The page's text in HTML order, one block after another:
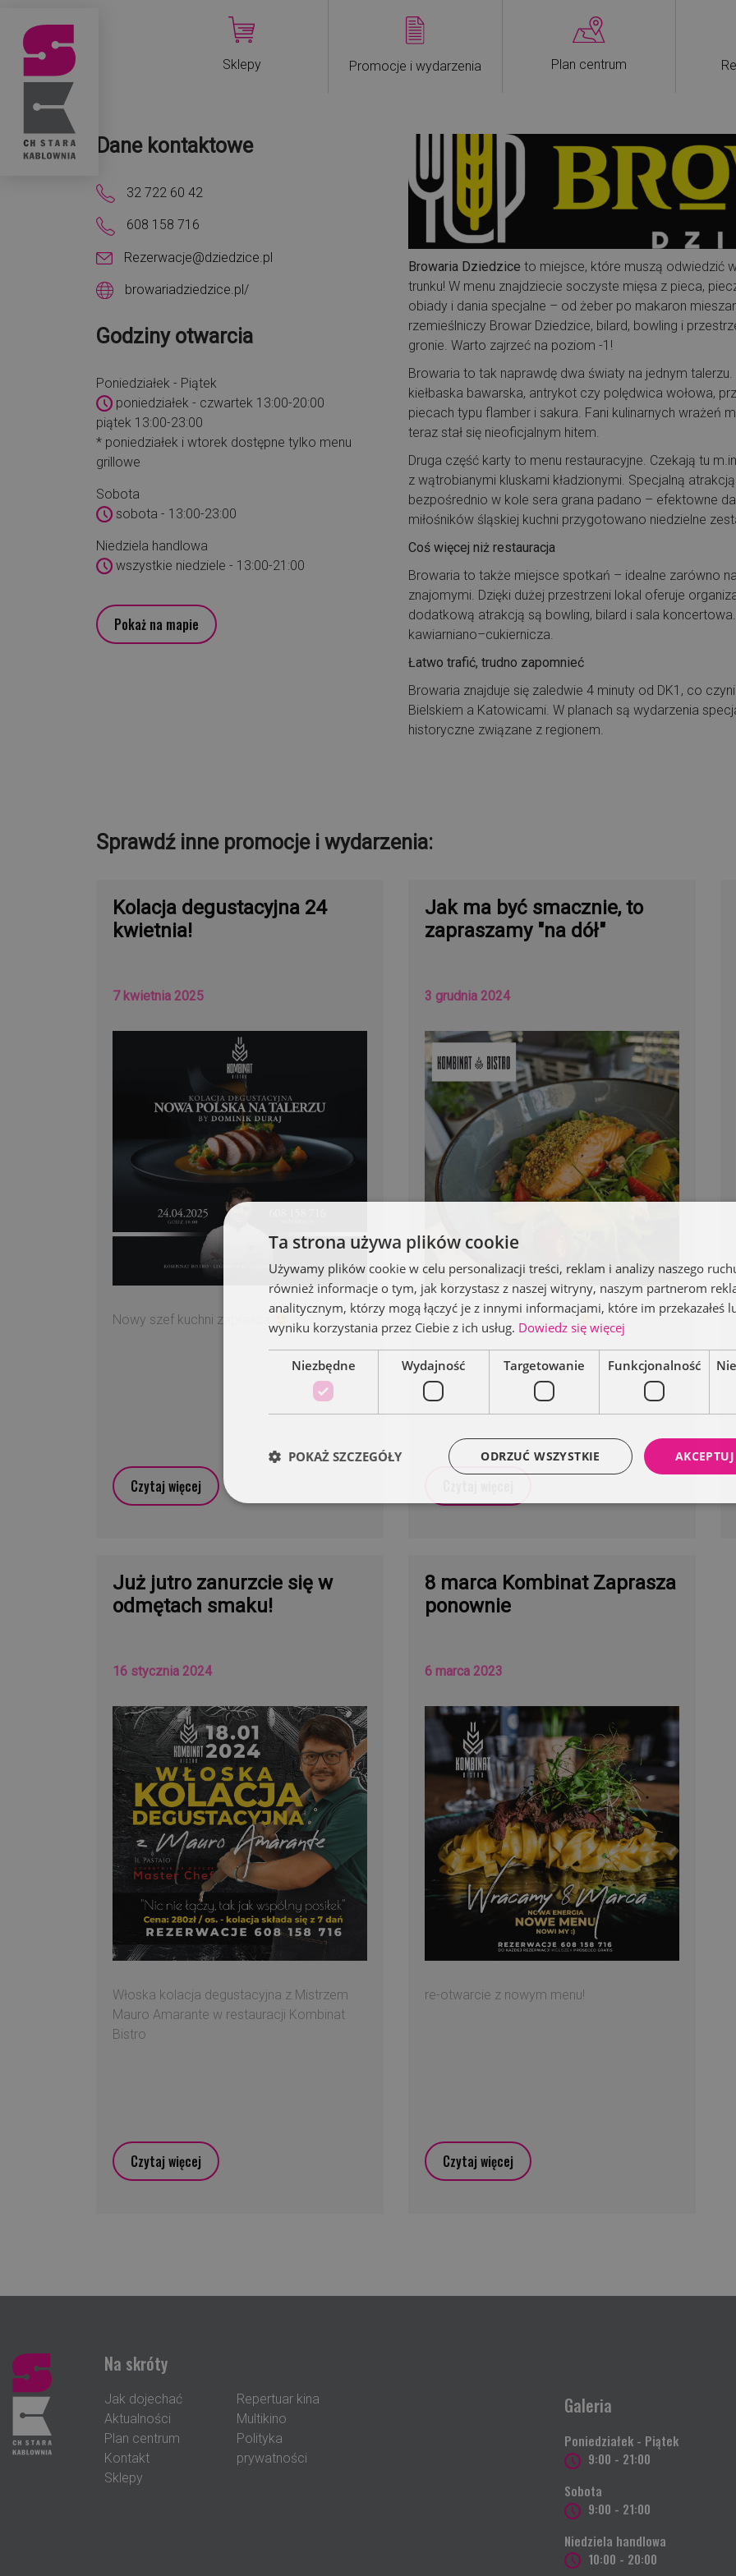
Sklepy Promocje i wydarzenia Plan centrum
Dane kontaktowe
32 722 60 42
608 158 716
Rezerwacje@dziedzice.pl
browariadziedzice.pl/
Godziny otwarcia
Poniedziałek - Piątek
poniedziałek - czwartek 13:00-20:00
piątek 13:00-23:00
* poniedziałek i wtorek dostępne tylko menu
grillowe
Sobota
sobota - 13:00-23:00
Niedziela handlowa
wszystkie niedziele - 13:00-21:00
Pokaż na mapie
Browaria Dziedzice to miejsce, które muszą odwiedzić
trunku! W menu znajdziecie soczyste mięsa z pieca,
obiady i dania specjalne – od żeber po makaron
rzemieślniczy Browar Dziedzice, bilard, bowling i
gronie. Warto zajrzeć na poziom -1!
Browaria to tak naprawdę dwa światy na jednym
kiełbaska bawarska, antrykot czy polędwica wołowa,
piecach typu flamber i sakura. Fani kulinarnych wrażeń
teraz stał się nieoficjalnym hitem.
Druga część karty to menu restauracyjne. Czekają tu
z wątrobianymi kluskami kładzionymi. Specjalną
bezpośrednio w kole sera grana padano – efektowne
miłośników śląskiej kuchni przygotowano niedzielne
Coś więcej niż restauracja
Browaria to także miejsce spotkań – idealne zarówno
znajomymi. Dzięki dużej przestrzeni lokal oferuje
dodatkową atrakcją są bowling, bilard i sala
kawiarniano–cukiernicza.
Łatwo trafić, trudno zapomnieć
Browaria znajduje się zaledwie 4 minuty od DK1, co
Bielskiem a Katowicami. W planach są wydarzenia
historyczne związane z regionem.
Sprawdź inne promocje i wydarzenia:
Kolacja degustacyjna 24
kwietnia!
7 kwietnia 2025
Nowy szef kuchni zaprasza
Czytaj więcej
Jak ma być smacznie, to
zapraszamy "na dół"
3 grudnia 2024
Kombinat się o to postara
Już jutro zanurzcie się w
odmętach smaku!
16 stycznia 2024
Włoska kolacja degustacyjna z Mistrzem
Mauro Amarante w restauracji Kombinat
Bistro
Czytaj więcej
8 marca Kombinat Zaprasza
ponownie
6 marca 2023
re-otwarcie z nowym menu!
Czytaj więcej
Na skróty
Jak dojechać
Aktualności
Plan centrum
Kontakt
Sklepy
Repertuar kina
Multikino
Polityka
prywatności
Galeria
Poniedziałek - Piątek
9:00 - 21:00
Sobota
9:00 - 21:00
Niedziela handlowa
10:00 - 20:00
Ta strona używa plików cookie
Używamy plików cookie w celu personalizacji treści, reklam i analizy naszego
również informacje o tym, jak korzystasz z naszej witryny, naszym partnerom
analitycznym, którzy mogą łączyć je z innymi informacjami, które im przekazałeś
wyniku korzystania przez Ciebie z ich usług. Dowiedz się więcej
Niezbędne Wydajność Targetowanie Funkcjonalność
ODRZUĆ WSZYSTKIE
POKAŻ SZCZEGÓŁY